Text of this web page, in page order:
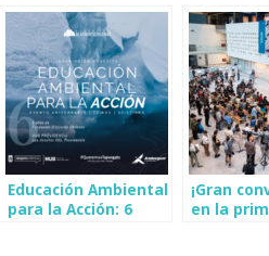
Educación Ambiental
para la Acción: 6
¡Gran
en la